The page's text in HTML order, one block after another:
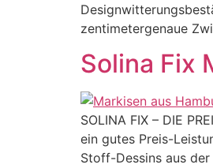
zentimetergenaue
Solina Fix
SOLINA FIX – DIE
ein gutes Preis-
Stoff-Dessins aus